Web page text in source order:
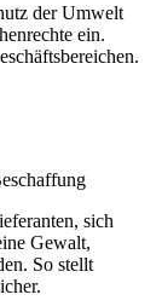
der Umwelt
ein.
sich
Gewalt,
So stellt